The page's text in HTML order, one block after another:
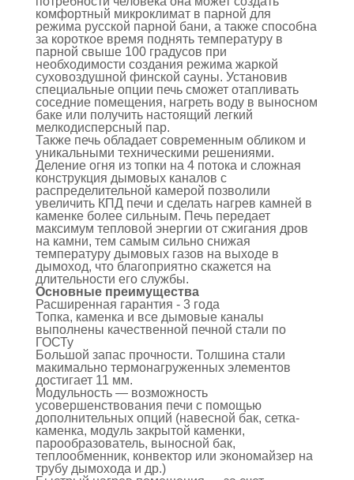
комфортный микроклимат в парной для
режима русской парной бани, а также способна
за короткое время поднять температуру в
парной свыше 100 градусов при
необходимости создания режима жаркой
суховоздушной финской сауны. Установив
специальные опции печь сможет отапливать
соседние помещения, нагреть воду в выносном
баке или получить настоящий легкий
мелкодисперсный пар.
Также печь обладает современным обликом и
уникальными техническими решениями.
Деление огня из топки на 4 потока и сложная
конструкция дымовых каналов с
распределительной камерой позволили
увеличить КПД печи и сделать нагрев камней в
каменке более сильным. Печь передает
максимум тепловой энергии от сжигания дров
на камни, тем самым сильно снижая
температуру дымовых газов на выходе в
дымоход, что благоприятно скажется на
длительности его службы.
Основные преимущества
Расширенная гарантия - 3 года
Топка, каменка и все дымовые каналы
выполнены качественной печной стали по
ГОСТу
Большой запас прочности. Толшина стали
макимально термонагруженных элементов
достигает 11 мм.
Модульность — возможность
усовершенствования печи с помощью
дополнительных опций (навесной бак, сетка-
каменка, модуль закрытой каменки,
парообразователь, выносной бак,
теплообменник, конвектор или экономайзер на
трубу дымохода и др.)